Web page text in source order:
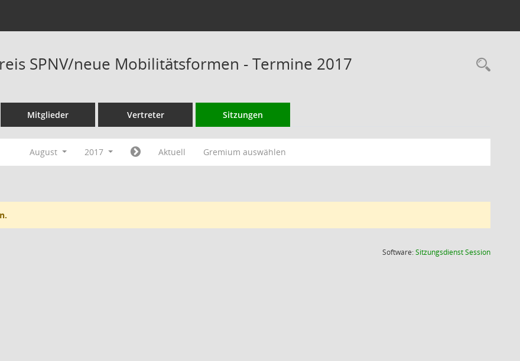
SPNV/neue Mobilitätsformen - Termine 2017
Mitglieder Vertreter Sitzungen
August 2017 Aktuell Gremium auswählen
Software:SitzungsdienstSession(Wird in